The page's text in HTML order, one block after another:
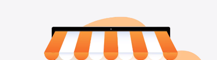
Informatique
&
Multimedia
Emploi &